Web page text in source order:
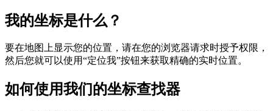
我的坐标是什么？
要在地图上显示您的位置，请在您的浏览器请求时授予权限，
然后您就可以使用“定位我”按钮来获取精确的实时位置。
如何使用我们的坐标查找器